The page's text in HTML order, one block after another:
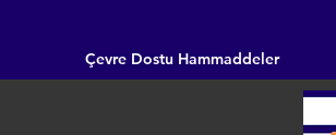
Çevre Dostu Hammaddeler